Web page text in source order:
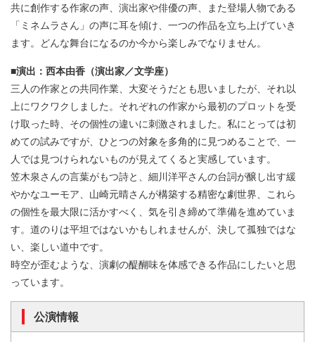
共に創作する作家の声、演出家や俳優の声、また登場人物である
「ミネムラさん」の声に耳を傾け、一つの作品を立ち上げていき
ます。どんな舞台になるのか今から楽しみでなりません。
■演出：西本由香（演出家／文学座）
三人の作家との共同作業、大変そうだとも思いましたが、それ以
上にワクワクしました。それぞれの作家から最初のプロットを受
け取った時、その個性の違いに刺激されました。私にとっては初
めての試みですが、ひとつの対象を多角的に見つめることで、一
人では見つけられないものが見えてくると実感しています。
笠木泉さんの言葉がもつ詩と、細川洋平さんの台詞が醸し出す緩
やかなユーモア、山崎元晴さんが構築する精密な劇世界、これら
の個性を最大限に活かすべく、気を引き締めて準備を進めていま
す。道のりは平坦ではないかもしれませんが、決して孤独ではな
い、楽しい道中です。
時空が歪むような、演劇の醍醐味を体感できる作品にしたいと思
っています。
公演情報